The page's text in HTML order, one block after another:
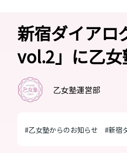
新宿ダイアロ
vol.2」に乙女
乙女塾運営部
#乙女塾からのお知らせ #新宿